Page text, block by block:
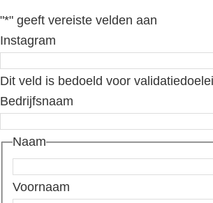
"*" geeft vereiste velden aan
Instagram
Dit veld is bedoeld voor
Bedrijfsnaam
Naam
Voornaam